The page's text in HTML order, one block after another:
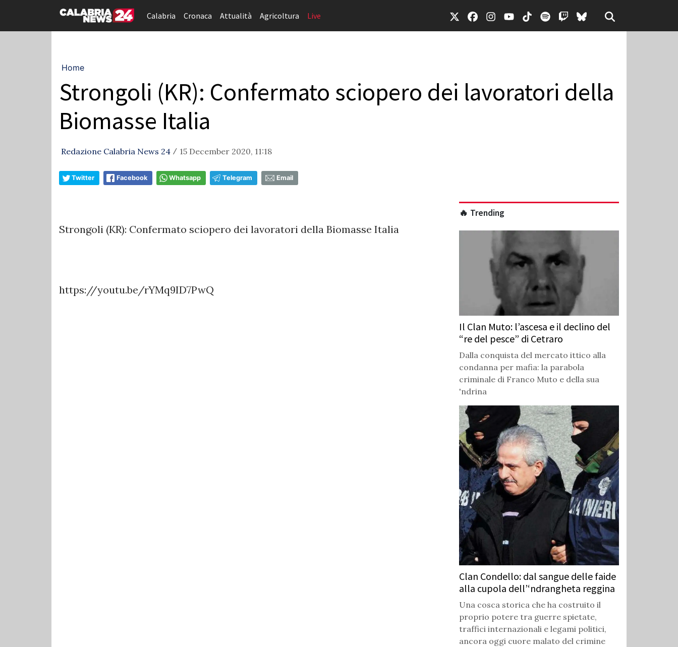
Calabria Cronaca Attualità Agricoltura Live
Home
Strongoli (KR): Confermato sciopero dei lavoratori della
Biomasse Italia
Redazione Calabria News 24 / 15 December 2020, 11:18
Twitter Facebook Whatsapp Telegram Email
Strongoli (KR): Confermato sciopero dei lavoratori della Biomasse Italia
https://youtu.be/rYMq9ID7PwQ
🔥 Trending
Il Clan Muto: l’ascesa e il declino del
“re del pesce” di Cetraro
Dalla conquista del mercato ittico alla
condanna per mafia: la parabola
criminale di Franco Muto e della sua
'ndrina
Clan Condello: dal sangue delle faide
alla cupola dell’‘ndrangheta reggina
Una cosca storica che ha costruito il
proprio potere tra guerre spietate,
traffici internazionali e legami politici,
ancora oggi cuore malato del crimine